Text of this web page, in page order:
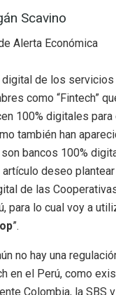
Scavino
Alerta Económica
de los servicios
como “Fintech”
100% digitales
también han
son bancos 100%
artículo deseo
de las
para lo cual voy a
”.
no hay una
en el Perú, como
Colombia, la SBS